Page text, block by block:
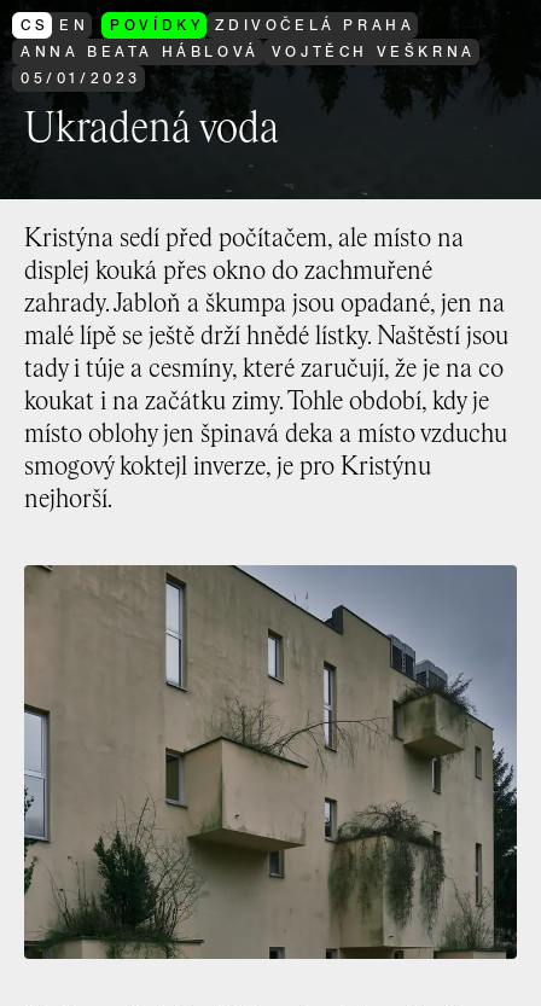
CS EN POVÍDKY
ZDIVOČELÁ PRAHA
ANNA BEATA HÁBLOVÁ
VOJTĚCH VEŠKRNA
05/ 01/ 2023
Ukradená voda
Kristýna sedí před počítačem, ale místo na
displej kouká přes okno do zachmuřené
zahrady. Jabloň a škumpa jsou opadané, jen na
malé lípě se ještě drží hnědé lístky. Naštěstí jsou
tady i túje a cesmíny, které zaručují, že je na co
koukat i na začátku zimy. Tohle období, kdy je
místo oblohy jen špinavá deka a místo vzduchu
smogový koktejl inverze, je pro Kristýnu
nejhorší.